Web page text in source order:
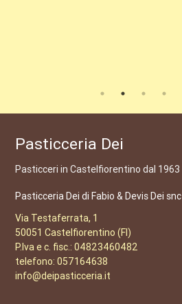
Pasticceria Dei
Pasticceri in Castelfiorentino dal 1963
Pasticceria Dei di Fabio & Devis Dei snc
Via Testaferrata, 1
50051 Castelfiorentino (FI)
P.Iva e c. fisc.: 04823460482
telefono: 057164638
info@deipasticceria.it